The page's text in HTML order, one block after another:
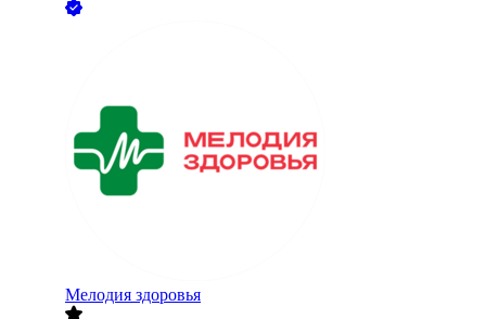
Мелодия здоровья